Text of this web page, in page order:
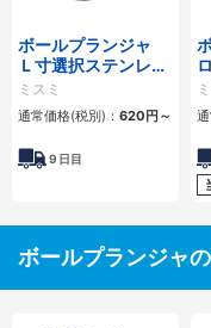
ボールプランジャ
Ｌ寸選択ステンレス
ロングタイプ
ミスミ
通常価格(税別)： 620円～
9 日目
ボールプランジャ